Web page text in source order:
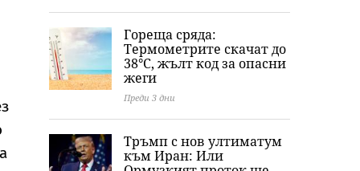
Гореща сряда:
Термометрите скачат до
38°C, жълт код за опасни
жеги
Преди 3 дни
Тръмп с нов ултиматум
към Иран: Или